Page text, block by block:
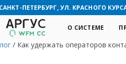
САНКТ-ПЕТЕРБУРГ, УЛ. КРАСНОГО
О СИСТЕМЕ
/ Как удержать операторов